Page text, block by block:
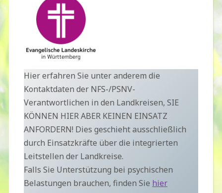
Hier erfahren Sie unter anderem die
Kontaktdaten der NFS-/PSNV-
Verantwortlichen in den Landkreisen, SIE
KÖNNEN HIER ABER KEINEN EINSATZ
ANFORDERN! Dies geschieht ausschließlich
durch Einsatzkräfte über die integrierten
Leitstellen der Landkreise.
Falls Sie Unterstützung bei psychischen
Belastungen brauchen, finden Sie hier